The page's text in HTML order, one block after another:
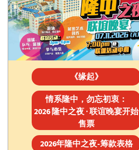
《缘起》
情系隆中，勿忘初衷：
2026 隆中之夜 · 联谊晚宴开始
售票
2026年隆中之夜-筹款表格